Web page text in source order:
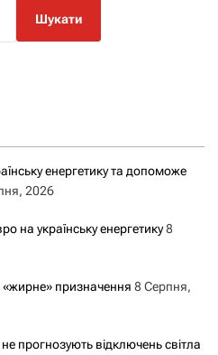
енергетику та допоможе
2026
на українську енергетику8
призначення 8 Серпня,
прогнозують відключень світла